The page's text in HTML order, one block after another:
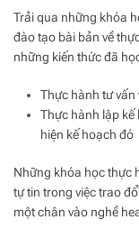
Trải qua những khóa
đào tạo bài bản về
những kiến thức đã
Thực hành tư
Thực hành lập
hiện kế hoạch đó
Những khóa học thực
tự tin trong việc trao
một chân vào nghề